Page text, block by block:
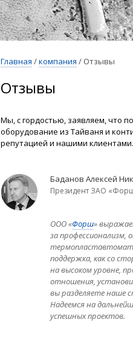
Главная /компания / Отзывы
Отзывы
Мы, с гордостью, заявляем, что
оборудование из Тайваня и
репутацией и нашими клиентами.
Баданов Алексей
Президент ЗАО
ООО «Форш»
за
поддержка, как со
на высоком уровне,
отношения,
вы разделяете наше
Надеемся на
успешных проектов.